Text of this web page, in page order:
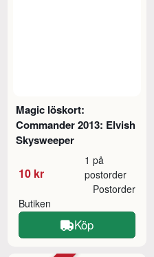
Magic löskort:
Commander 2013: Elvish
Skysweeper
10 kr
1 på
postorder
Butiken
Postorder
Köp